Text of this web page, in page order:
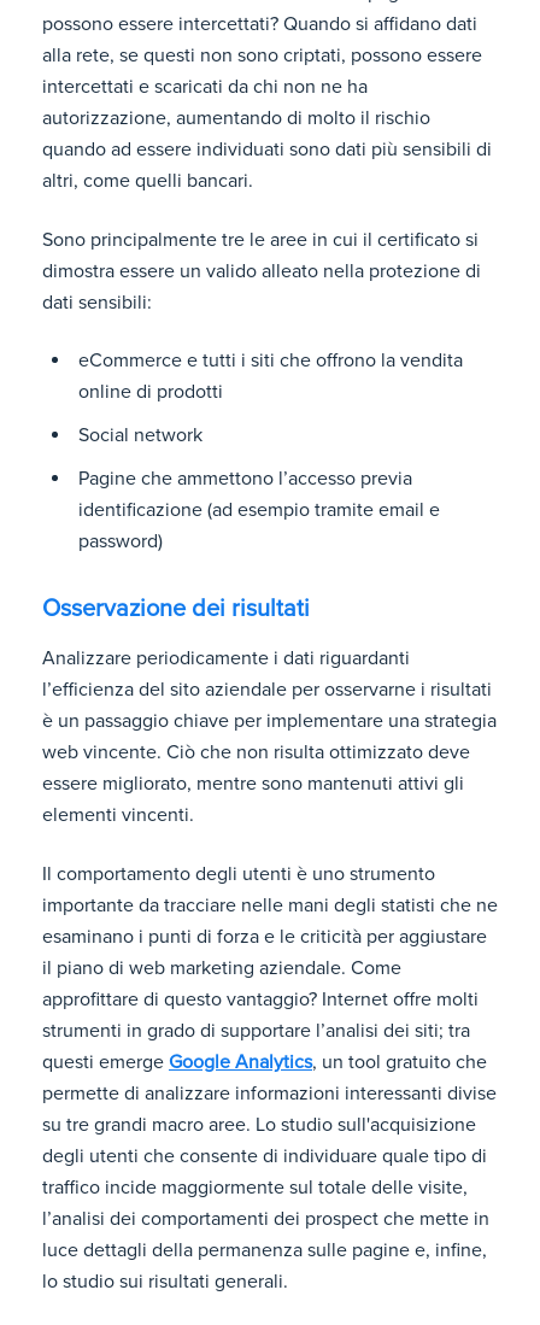
possono essere intercettati? Quando si affidano dati
alla rete, se questi non sono criptati, possono essere
intercettati e scaricati da chi non ne ha
autorizzazione, aumentando di molto il rischio
quando ad essere individuati sono dati più sensibili di
altri, come quelli bancari.
Sono principalmente tre le aree in cui il certificato si
dimostra essere un valido alleato nella protezione di
dati sensibili:
eCommerce e tutti i siti che offrono la vendita
online di prodotti
Social network
Pagine che ammettono l’accesso previa
identificazione (ad esempio tramite email e
password)
Osservazione dei risultati
Analizzare periodicamente i dati riguardanti
l’efficienza del sito aziendale per osservarne i risultati
è un passaggio chiave per implementare una strategia
web vincente. Ciò che non risulta ottimizzato deve
essere migliorato, mentre sono mantenuti attivi gli
elementi vincenti.
Il comportamento degli utenti è uno strumento
importante da tracciare nelle mani degli statisti che ne
esaminano i punti di forza e le criticità per aggiustare
il piano di web marketing aziendale. Come
approfittare di questo vantaggio? Internet offre molti
strumenti in grado di supportare l’analisi dei siti; tra
questi emerge Google Analytics, un tool gratuito che
permette di analizzare informazioni interessanti divise
su tre grandi macro aree. Lo studio sull'acquisizione
degli utenti che consente di individuare quale tipo di
traffico incide maggiormente sul totale delle visite,
l’analisi dei comportamenti dei prospect che mette in
luce dettagli della permanenza sulle pagine e, infine,
lo studio sui risultati generali.